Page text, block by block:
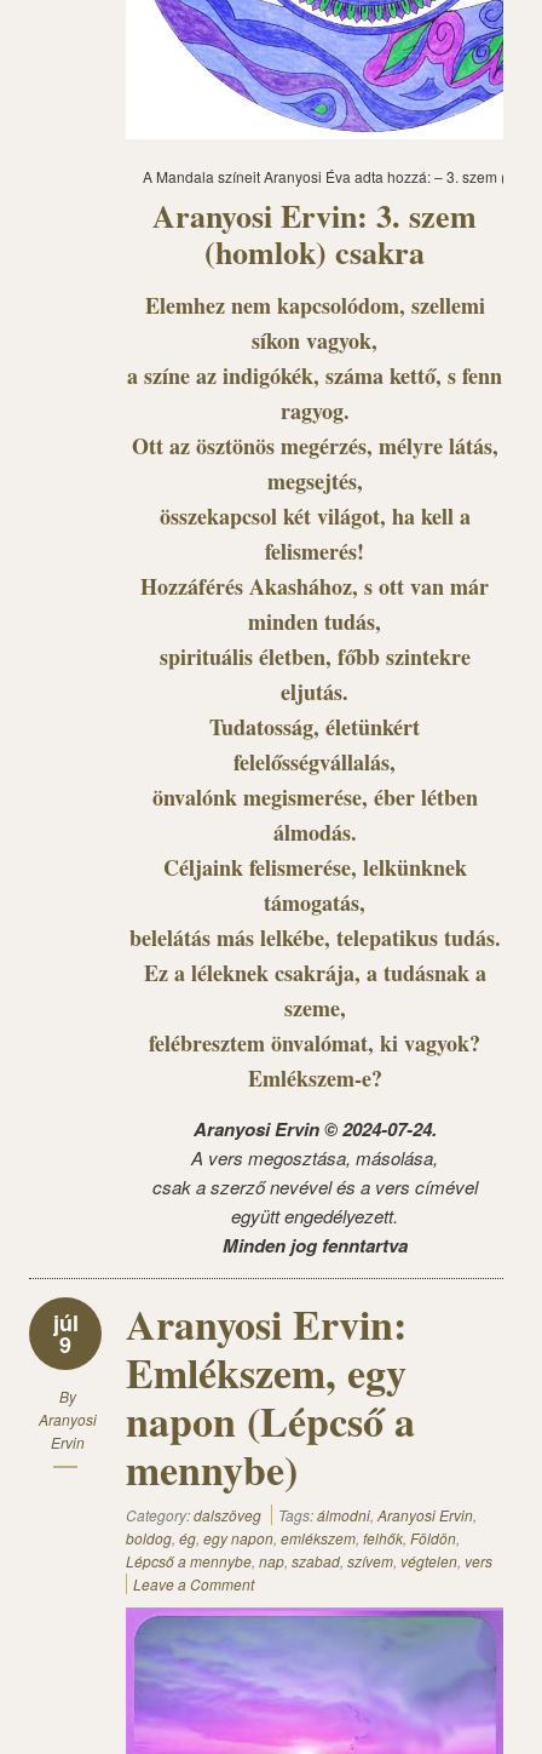
A Mandala színeit Aranyosi Éva adta hozzá: – 3. szem
Aranyosi Ervin: 3. szem
(homlok) csakra
Elemhez nem kapcsolódom, szellemi
síkon vagyok,
a színe az indigókék, száma kettő, s fenn
ragyog.
Ott az ösztönös megérzés, mélyre látás,
megsejtés,
összekapcsol két világot, ha kell a
felismerés!
Hozzáférés Akashához, s ott van már
minden tudás,
spirituális életben, főbb szintekre
eljutás.
Tudatosság, életünkért
felelősségvállalás,
önvalónk megismerése, éber létben
álmodás.
Céljaink felismerése, lelkünknek
támogatás,
belelátás más lelkébe, telepatikus tudás.
Ez a léleknek csakrája, a tudásnak a
szeme,
felébresztem önvalómat, ki vagyok?
Emlékszem-e?
Aranyosi Ervin © 2024-07-24.
A vers megosztása, másolása,
csak a szerző nevével és a vers címével
együtt engedélyezett.
Minden jog fenntartva
júl
9
By
Aranyosi
Ervin
Aranyosi Ervin:
Emlékszem, egy
napon (Lépcső a
mennybe)
Category:dalszöveg Tags:álmodni, Aranyosi Ervin,
boldog, ég, egy napon, emlékszem, felhők, Földön,
Lépcső a mennybe, nap, szabad, szívem, végtelen, vers
Leave a Comment